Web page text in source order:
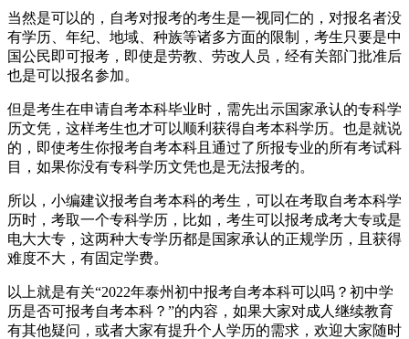
当然是可以的，自考对报考的考生是一视同仁的，对报名者没
有学历、年纪、地域、种族等诸多方面的限制，考生只要是中
国公民即可报考，即使是劳教、劳改人员，经有关部门批准后
也是可以报名参加。
但是考生在申请自考本科毕业时，需先出示国家承认的专科学
历文凭，这样考生也才可以顺利获得自考本科学历。也是就说
的，即使考生你报考自考本科且通过了所报专业的所有考试科
目，如果你没有专科学历文凭也是无法报考的。
所以，小编建议报考自考本科的考生，可以在考取自考本科学
历时，考取一个专科学历，比如，考生可以报考成考大专或是
电大大专，这两种大专学历都是国家承认的正规学历，且获得
难度不大，有固定学费。
以上就是有关“2022年泰州初中报考自考本科可以吗？初中学
历是否可报考自考本科？”的内容，如果大家对成人继续教育
有其他疑问，或者大家有提升个人学历的需求，欢迎大家随时